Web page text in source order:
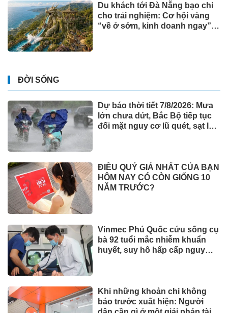
Du khách tới Đà Nẵng bạo chi
cho trải nghiệm: Cơ hội vàng
“về ở sớm, kinh doanh ngay”
ĐỜI SỐNG
Dự báo thời tiết 7/8/2026: Mưa
lớn chưa dứt, Bắc Bộ tiếp tục
đối mặt nguy cơ lũ quét, sạt lở
ĐIỀU QUÝ GIÁ NHẤT CỦA BẠN
HÔM NAY CÓ CÒN GIỐNG 10
NĂM TRƯỚC?
Vinmec Phú Quốc cứu sống cụ
bà 92 tuổi mắc nhiễm khuẩn
huyết, suy hô hấp cấp nguy
Khi những khoản chi không
báo trước xuất hiện: Người